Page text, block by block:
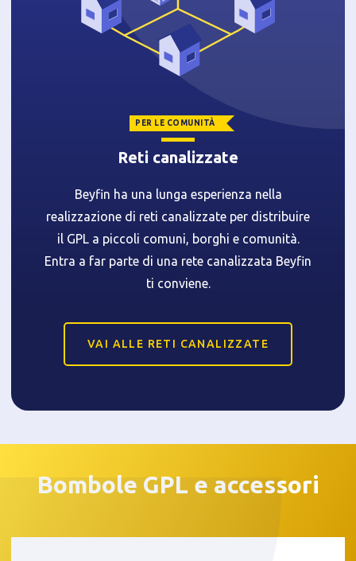
PER LE COMUNITÀ
Reti canalizzate
Beyfin ha una lunga esperienza nella
realizzazione di reti canalizzate per distribuire
il GPL a piccoli comuni, borghi e comunità.
Entra a far parte di una rete canalizzata Beyfin
ti conviene.
VAI ALLE RETI CANALIZZATE
Bombole GPL e accessori